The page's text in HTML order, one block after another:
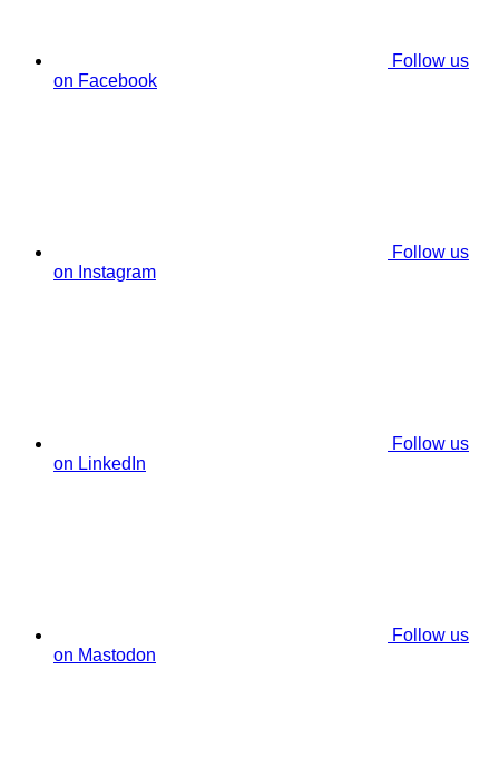
Follow us
on Facebook
Follow us
on Instagram
Follow us
on LinkedIn
Follow us
on Mastodon